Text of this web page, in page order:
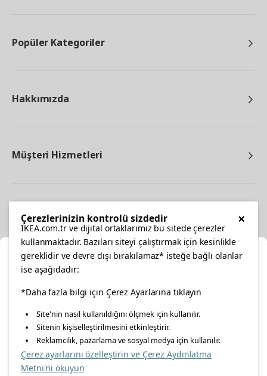
Popüler Kategoriler
Hakkımızda
Müşteri Hizmetleri
facebooktwitterinstagrampinterestyoutube
linkedin
Konumunuzu Seçin
İnternetten vereceğiniz siparişlerinizde size özel hizmet ve
içerikleri görebilmek için lütfen konumuzu seçin.
İl seçiniz
×
Çerezlerinizin kontrolü sizdedir
IKEA.com.tr ve dijital ortaklarımız bu sitede çerezler
kullanmaktadır. Bazıları siteyi çalıştırmak için kesinlikle
gereklidir ve devre dışı bırakılamaz* isteğe bağlı olanlar
ise aşağıdadır:
*Daha fazla bilgi için Çerez Ayarlarına tıklayın
Site'nin nasıl kullanıldığını ölçmek için kullanılır.
Sitenin kişiselleştirilmesini etkinleştirir.
Reklamcılık, pazarlama ve sosyal medya için kullanılır.
Çerez ayarlarını özelleştirin ve Çerez Aydınlatma
Metni'ni okuyun